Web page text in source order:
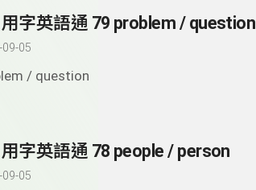
字英語通 79 problem / question
05
/ question
字英語通 78 people / person
05